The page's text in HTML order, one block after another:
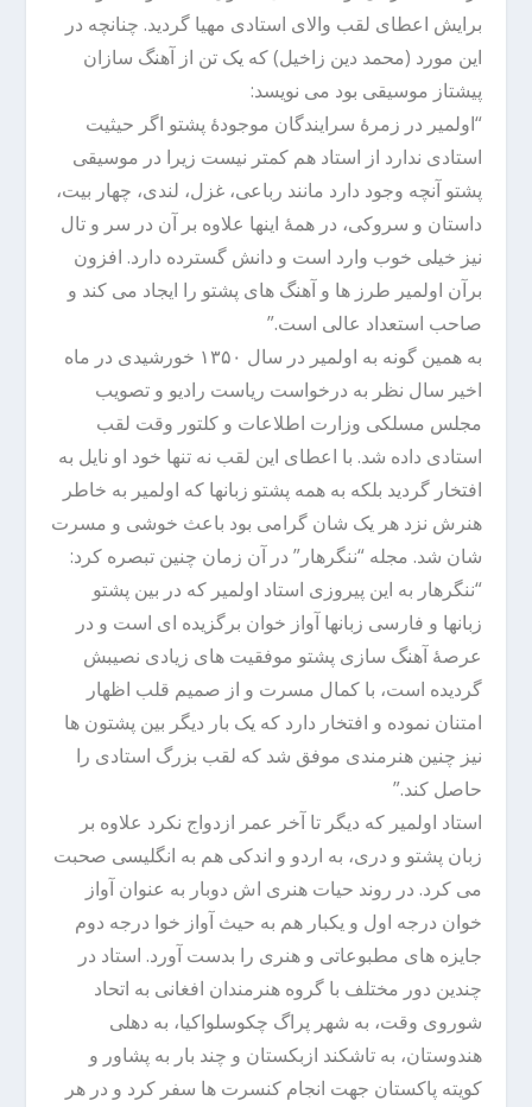
برایش اعطای لقب والای استادی مهیا گردید. چنانچه در
این مورد (محمد دین زاخیل) که یک تن از آهنگ سازان
پیشتاز موسیقی بود می نویسد:
“اولمیر در زمرۀ سرایندگان موجودۀ پشتو اگر حیثیت
استادی ندارد از استاد هم کمتر نیست زیرا در موسیقی
پشتو آنچه وجود دارد مانند رباعی، غزل، لندی، چهار بیت،
داستان و سروکی، در همۀ اینها علاوه بر آن در سر و تال
نیز خیلی خوب وارد است و دانش گسترده دارد. افزون
برآن اولمیر طرز ها و آهنگ های پشتو را ایجاد می کند و
صاحب استعداد عالی است.”
به همین گونه به اولمیر در سال ۱۳۵۰ خورشیدی در ماه
اخیر سال نظر به درخواست ریاست رادیو و تصویب
مجلس مسلکی وزارت اطلاعات و کلتور وقت لقب
استادی داده شد. با اعطای این لقب نه تنها خود او نایل به
افتخار گردید بلکه به همه پشتو زبانها که اولمیر به خاطر
هنرش نزد هر یک شان گرامی بود باعث خوشی و مسرت
شان شد. مجله “ننگرهار” در آن زمان چنین تبصره کرد:
“ننگرهار به این پیروزی استاد اولمیر که در بین پشتو
زبانها و فارسی زبانها آواز خوان برگزیده ای است و در
عرصۀ آهنگ سازی پشتو موفقیت های زیادی نصیبش
گردیده است، با کمال مسرت و از صمیم قلب اظهار
امتنان نموده و افتخار دارد که یک بار دیگر بین پشتون ها
نیز چنین هنرمندی موفق شد که لقب بزرگ استادی را
حاصل کند.”
استاد اولمیر که دیگر تا آخر عمر ازدواج نکرد علاوه بر
زبان پشتو و دری، به اردو و اندکی هم به انگلیسی صحبت
می کرد. در روند حیات هنری اش دوبار به عنوان آواز
خوان درجه اول و یکبار هم به حیث آواز خوا درجه دوم
جایزه های مطبوعاتی و هنری را بدست آورد. استاد در
چندین دور مختلف با گروه هنرمندان افغانی به اتحاد
شوروی وقت، به شهر پراگ چکوسلواکیا، به دهلی
هندوستان، به تاشکند ازبکستان و چند بار به پشاور و
کویته پاکستان جهت انجام کنسرت ها سفر کرد و در هر